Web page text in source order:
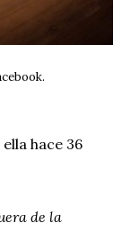
hace 36
de la